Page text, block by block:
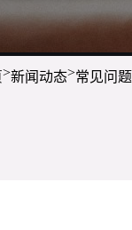
>新闻动态>常见问题